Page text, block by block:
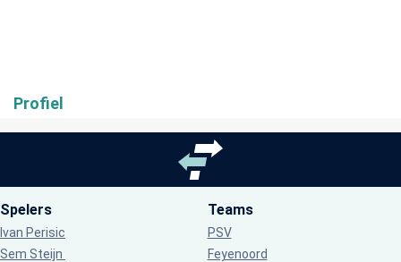
Profiel
Spelers
Ivan Perisic
Sem Steijn
Teams
PSV
Feyenoord